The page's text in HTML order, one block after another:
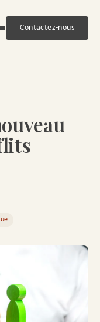
Contactez-nous